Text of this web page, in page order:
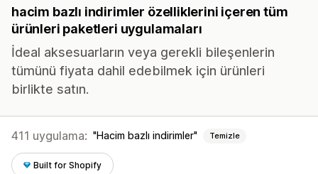
hacim bazlı indirimler özelliklerini içeren tüm
ürünleri paketleri uygulamaları
İdeal aksesuarların veya gerekli bileşenlerin
tümünü fiyata dahil edebilmek için ürünleri
birlikte satın.
411 uygulama: Hacim bazlı indirimler Temizle
Built for Shopify